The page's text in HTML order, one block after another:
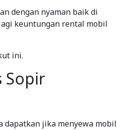
dengan nyaman baik di
keuntungan rental mobil
ini.
Sopir
jika menyewa mobil